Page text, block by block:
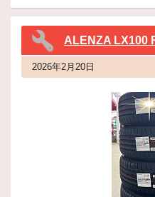
ALENZA LX100
2026年2月20日